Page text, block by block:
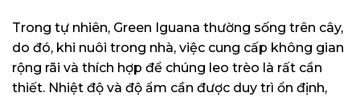
Trong tự nhiên, Green Iguana thường sống trên cây,
do đó, khi nuôi trong nhà, việc cung cấp không gian
rộng rãi và thích hợp để chúng leo trèo là rất cần
thiết. Nhiệt độ và độ ẩm cần được duy trì ổn định,